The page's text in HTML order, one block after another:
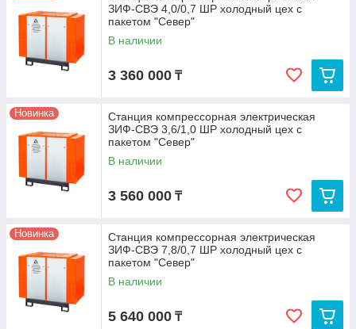
ЗИФ-СВЭ 4,0/0,7 ШР холодный цех с
пакетом "Север"
В наличии
3 360 000 ₸
Новинка
Станция компрессорная электрическая
ЗИФ-СВЭ 3,6/1,0 ШР холодный цех с
пакетом "Север"
В наличии
3 560 000 ₸
Новинка
Станция компрессорная электрическая
ЗИФ-СВЭ 7,8/0,7 ШР холодный цех с
пакетом "Север"
В наличии
5 640 000 ₸